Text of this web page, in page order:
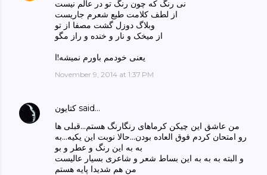
نی رنگ که چون رنگ تو در عالم نیست
از لطف کلامت طبع شعرم جاریست
وبلاگ دوزل گشت مصفا از تو
از میخک و نار و خنده و راز مگو
یعنی خودمم باورم نمیشه!ا
November 9, 2014 at 1:37 PM
كتايون said…
من عاشق این چیکن کرماهای رنگارنگ هستم...قبلی ها
رو امتحان کردم فوق العاده بودن...حالا نوبت این یکیه...به
به به این رنگ و عطر و بو
و البته به به به این بساط شعر و شاعری بسیار عالیست
من هم شدیدا پایه هستم